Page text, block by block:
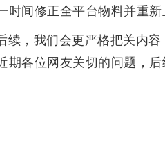
间修正全平台物料并重新
，我们会更严格把关内
各位网友关切的问题，后